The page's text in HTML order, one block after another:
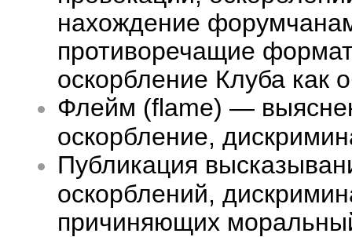
нахождение
противоречащие
оскорбление Клуба как
Флейм (flame) —
оскорбление,
Публикация
оскорблений,
причиняющих